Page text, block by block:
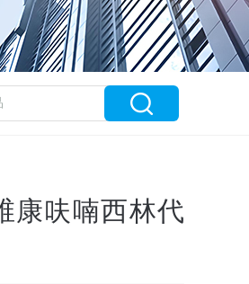
康呋喃西林代